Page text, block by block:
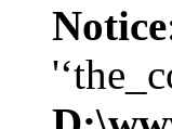
Notice